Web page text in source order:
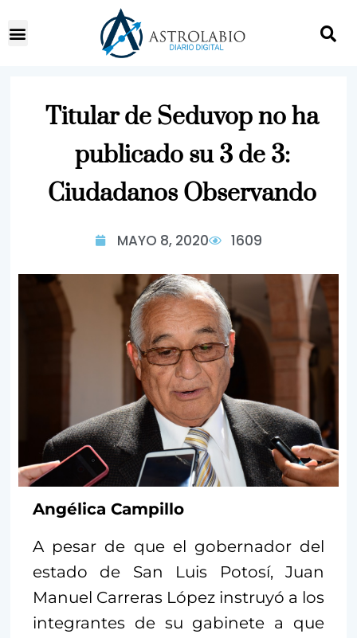
Titular de Seduvop no ha
publicado su 3 de 3:
Ciudadanos Observando
MAYO 8, 2020 1609
Angélica Campillo
A pesar de que el gobernador del
estado de San Luis Potosí, Juan
Manuel Carreras López instruyó a los
integrantes de su gabinete a que